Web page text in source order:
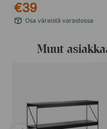
€39
Osa väreistä varastossa
Muut